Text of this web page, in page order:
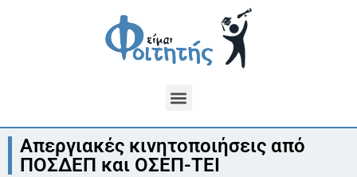
Απεργιακές κινητοποιήσεις από
ΠΟΣΔΕΠ και ΟΣΕΠ-ΤΕΙ